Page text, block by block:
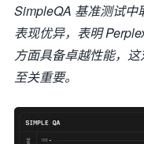
SimpleQA 基准测试中
表现优异，表明
方面具备卓越性能，
至关重要。